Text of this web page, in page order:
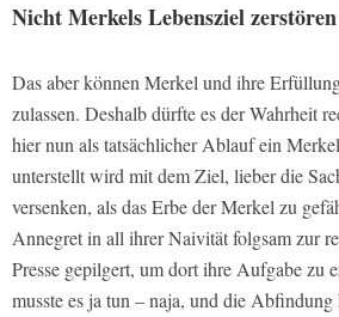
Nicht Merkels Lebensziel zerstören
Das aber können Merkel und ihre
zulassen. Deshalb dürfte es der Wahrheit
hier nun als tatsächlicher Ablauf ein
unterstellt wird mit dem Ziel, lieber die
versenken, als das Erbe der Merkel zu
Annegret in all ihrer Naivität folgsam zur
Presse gepilgert, um dort ihre Aufgabe zu
musste es ja tun – naja, und die Abfindung